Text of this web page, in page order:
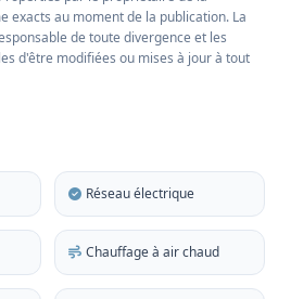
appartement, vous aurez
un véritable ‘ chez-soi ’,
la plage la plus
minutes seulement, de
de la région. Les
également excellentes.
est totalement orienté
exacts au moment de la publication. La
de toute divergence et les
d'être modifiées ou mises à jour à tout
Réseau électrique
Chauffage à air chaud